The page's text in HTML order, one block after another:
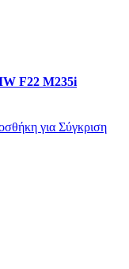
F22 M235i
για Σύγκριση